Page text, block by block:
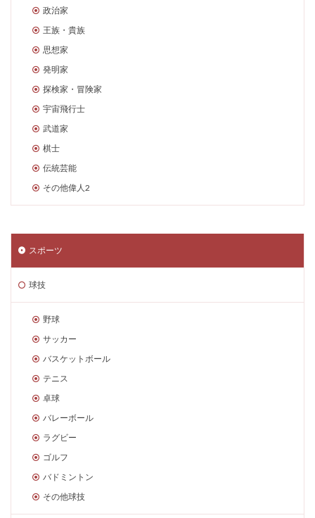
政治家
王族・貴族
思想家
発明家
探検家・冒険家
宇宙飛行士
武道家
棋士
伝統芸能
その他偉人2
スポーツ
球技
野球
サッカー
バスケットボール
テニス
卓球
バレーボール
ラグビー
ゴルフ
バドミントン
その他球技